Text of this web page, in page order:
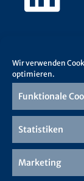
Wir verwenden
optimieren.
Funktionale
Statistiken
Marketing